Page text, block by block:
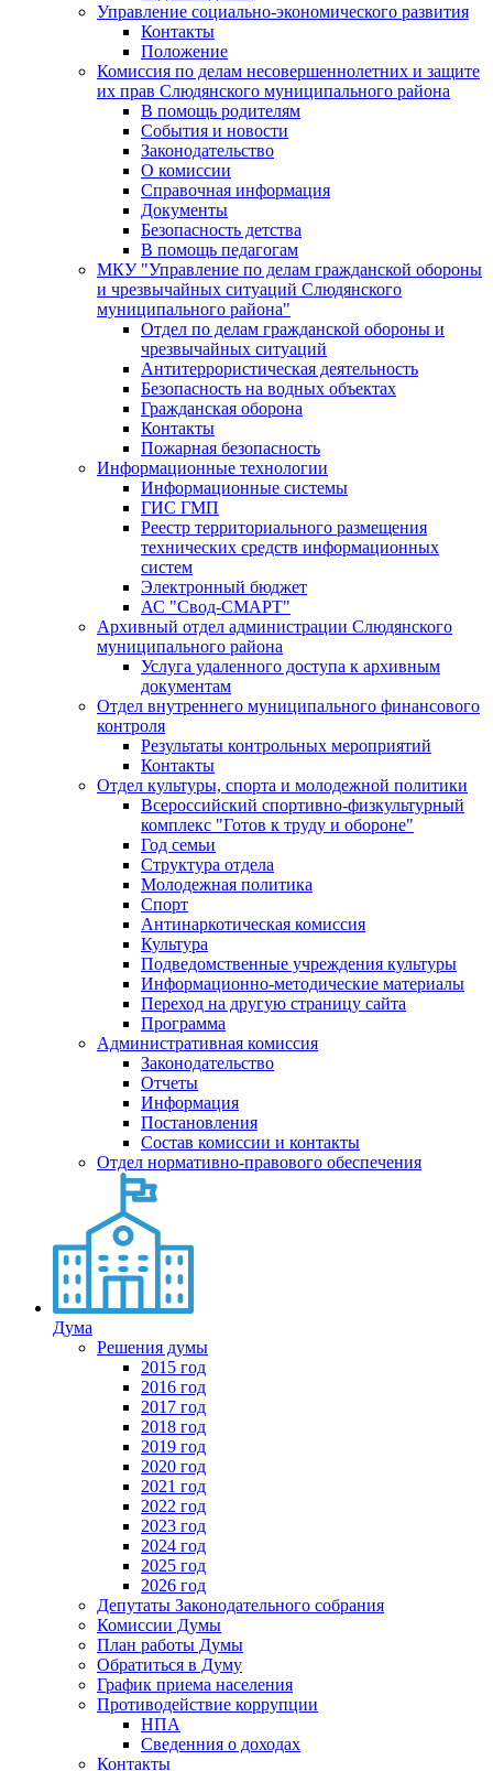
Управление социально-экономического развития
Контакты
Положение
Комиссия по делам несовершеннолетних и защите
их прав Слюдянского муниципального района
В помощь родителям
События и новости
Законодательство
О комиссии
Справочная информация
Документы
Безопасность детства
В помощь педагогам
МКУ "Управление по делам гражданской обороны
и чрезвычайных ситуаций Слюдянского
муниципального района"
Отдел по делам гражданской обороны и
чрезвычайных ситуаций
Антитеррористическая деятельность
Безопасность на водных объектах
Гражданская оборона
Контакты
Пожарная безопасность
Информационные технологии
Информационные системы
ГИС ГМП
Реестр территориального размещения
технических средств информационных
систем
Электронный бюджет
АС "Свод-СМАРТ"
Архивный отдел администрации Слюдянского
муниципального района
Услуга удаленного доступа к архивным
документам
Отдел внутреннего муниципального финансового
контроля
Результаты контрольных мероприятий
Контакты
Отдел культуры, спорта и молодежной политики
Всероссийский спортивно-физкультурный
комплекс "Готов к труду и обороне"
Год семьи
Структура отдела
Молодежная политика
Спорт
Антинаркотическая комиссия
Культура
Подведомственные учреждения культуры
Информационно-методические материалы
Переход на другую страницу сайта
Программа
Административная комиссия
Законодательство
Отчеты
Информация
Постановления
Состав комиссии и контакты
Отдел нормативно-правового обеспечения
Дума
Решения думы
2015 год
2016 год
2017 год
2018 год
2019 год
2020 год
2021 год
2022 год
2023 год
2024 год
2025 год
2026 год
Депутаты Законодательного собрания
Комиссии Думы
План работы Думы
Обратиться в Думу
График приема населения
Противодействие коррупции
НПА
Сведенния о доходах
Контакты